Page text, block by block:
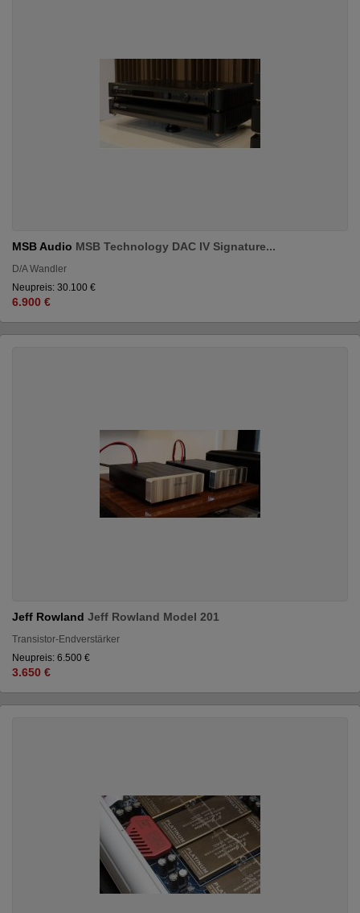
MSB Audio MSB Technology DAC IV Signature...
D/A Wandler
Neupreis: 30.100 €
6.900 €
Jeff Rowland Jeff Rowland Model 201
Transistor-Endverstärker
Neupreis: 6.500 €
3.650 €